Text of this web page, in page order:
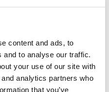
content and ads, to
and to analyse our traffic.
your use of our site with
analytics partners who
that you’ve
est abordé dans la
qui se déroule sur
du
Bohuslän
de l'Église de
ans et a mené un
échapper. Dans ses